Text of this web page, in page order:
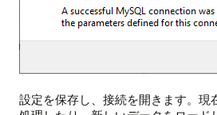
設定を保存し、接続を開きます。現